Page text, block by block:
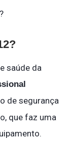
saúde da
de segurança
que faz uma